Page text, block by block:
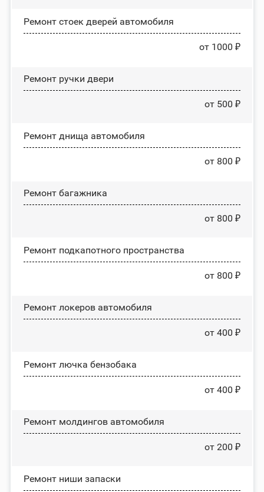
Ремонт стоек дверей автомобиля
от 1000 ₽
Ремонт ручки двери
от 500 ₽
Ремонт днища автомобиля
от 800 ₽
Ремонт багажника
от 800 ₽
Ремонт подкапотного пространства
от 800 ₽
Ремонт лoĸepoв автомобиля
от 400 ₽
Ремонт лючка бензобака
от 400 ₽
Ремонт молдингов автомобиля
от 200 ₽
Ремонт ниши запаски